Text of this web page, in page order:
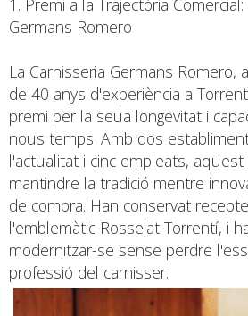
Germans Romero
La Carnisseria Germans Romero,
de 40 anys d'experiència a
premi per la seua longevitat i
nous temps. Amb dos
l'actualitat i cinc empleats,
mantindre la tradició mentre
de compra. Han conservat
l'emblemàtic Rossejat Torrentí, i
modernitzar-se sense perdre
professió del carnisser.